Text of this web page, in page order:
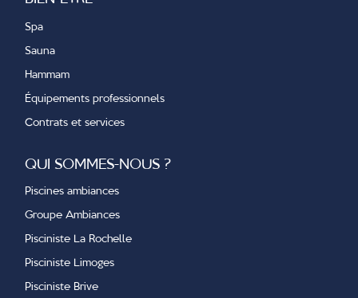
Spa
Sauna
Hammam
Équipements professionnels
Contrats et services
QUI SOMMES-NOUS ?
Piscines ambiances
Groupe Ambiances
Pisciniste La Rochelle
Pisciniste Limoges
Pisciniste Brive